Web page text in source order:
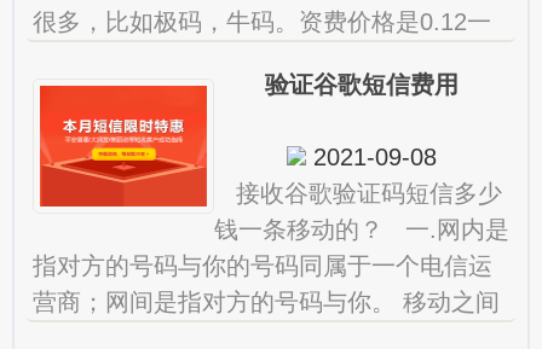
很多，比如极码，牛码。资费价格是0.12一
不收费的望采纳 微信验证谷歌短信费用
2021-09-08
接收谷歌验证码短信多少
钱一条移动的？ 一.网内是
指对方的号码与你的号码同属于一个电信运
营商；网间是指对方的号码与你。 移动之间